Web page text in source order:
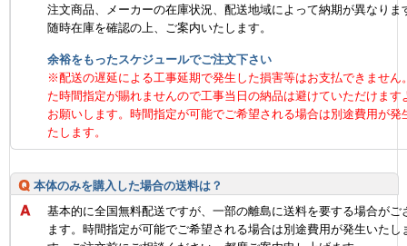
注文商品、メーカーの在庫状況、配送地域によって納期が異なりま
随時在庫を確認の上、ご案内いたします。
余裕をもったスケジュールでご注文下さい
※配送の遅延による工事延期で発生した損害等はお支払できません
た時間指定が賜れませんので工事当日の納品は避けていただけます
お願いします。時間指定が可能でご希望される場合は別途費用が発
たします。
本体のみを購入した場合の送料は？
基本的に全国無料配送ですが、一部の離島に送料を要する場合がご
ます。時間指定が可能でご希望される場合は別途費用が発生いたし